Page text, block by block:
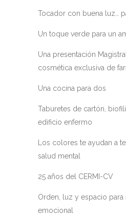
Tocador con buena luz…
Un toque verde para un
Una presentación
cosmética exclusiva de
Una cocina para dos
Taburetes de cartón,
edificio enfermo
Los colores te ayudan a
salud mental
25 años del CERMI-CV
Orden, luz y espacio
emocional